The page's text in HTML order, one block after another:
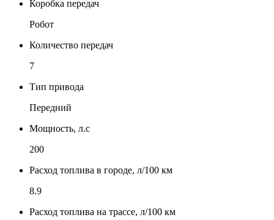
Коробка передач
Робот
Количество передач
7
Тип привода
Передний
Мощность, л.с
200
Расход топлива в городе, л/100 км
8.9
Расход топлива на трассе, л/100 км